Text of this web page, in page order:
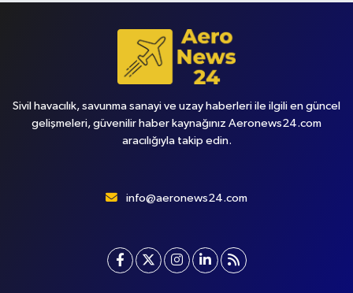
Sivil havacılık, savunma sanayi ve uzay haberleri ile ilgili en güncel
gelişmeleri, güvenilir haber kaynağınız Aeronews24.com
aracılığıyla takip edin.
info@aeronews24.com